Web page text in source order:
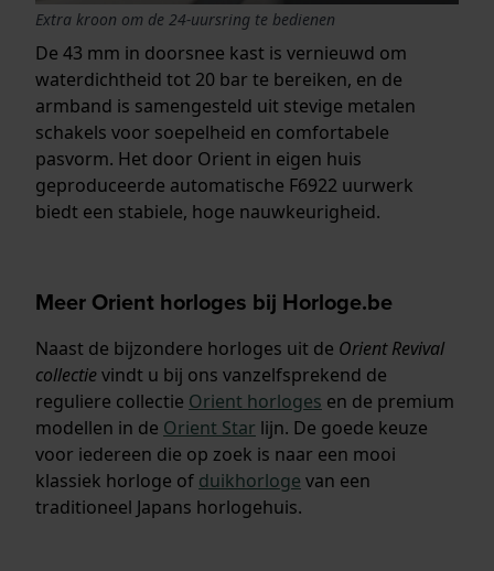
Extra kroon om de 24-uursring te bedienen
De 43 mm in doorsnee kast is vernieuwd om
waterdichtheid tot 20 bar te bereiken, en de
armband is samengesteld uit stevige metalen
schakels voor soepelheid en comfortabele
pasvorm. Het door Orient in eigen huis
geproduceerde automatische F6922 uurwerk
biedt een stabiele, hoge nauwkeurigheid.
Meer Orient horloges bij Horloge.be
Naast de bijzondere horloges uit de Orient Revival
collectievindt u bij ons vanzelfsprekend de
reguliere collectie Orient horloges en de premium
modellen in de Orient Star lijn. De goede keuze
voor iedereen die op zoek is naar een mooi
klassiek horloge of duikhorloge van een
traditioneel Japans horlogehuis.